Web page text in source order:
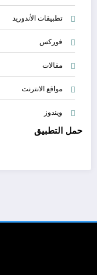
تطبيقات الأندوريد
فوركس
مقالات
مواقع الانترنت
ويندوز
حمل التطبيق